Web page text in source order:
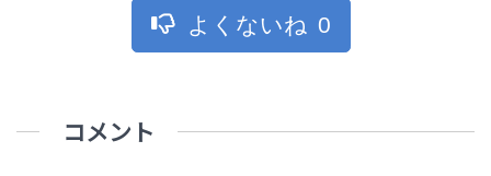
よくないね 0
コメント